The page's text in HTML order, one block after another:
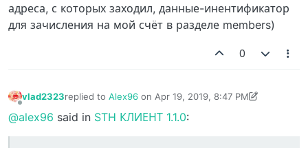
адреса, с которых заходил, данные-инентификатор
для зачисления на мой счёт в разделе members)
0
vlad2323replied to Alex96 on Apr 19, 2019, 8:47 PM
last edited by vlad2323Apr 19, 2019, 8:59 PM
@alex96 said in STH КЛИЕНТ 1.1.0: